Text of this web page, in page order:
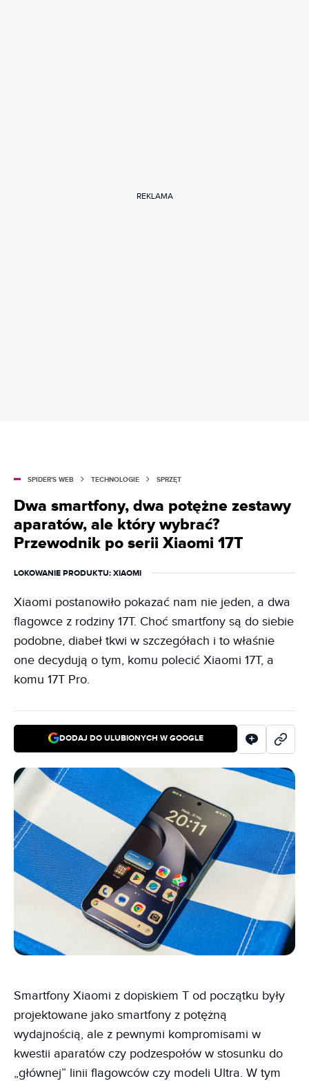
REKLAMA
SPIDER'S WEB TECHNOLOGIE SPRZĘT
Dwa smartfony, dwa potężne zestawy
aparatów, ale który wybrać?
Przewodnik po serii Xiaomi 17T
LOKOWANIE PRODUKTU: XIAOMI
Xiaomi postanowiło pokazać nam nie jeden, a dwa
flagowce z rodziny 17T. Choć smartfony są do siebie
podobne, diabeł tkwi w szczegółach i to właśnie
one decydują o tym, komu polecić Xiaomi 17T, a
komu 17T Pro.
DODAJ DO ULUBIONYCH W GOOGLE
Smartfony Xiaomi z dopiskiem T od początku były
projektowane jako smartfony z potężną
wydajnością, ale z pewnymi kompromisami w
kwestii aparatów czy podzespołów w stosunku do
„głównej” linii flagowców czy modeli Ultra. W tym